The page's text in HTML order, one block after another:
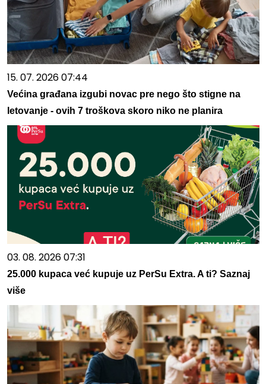
15. 07. 2026 07:44
Većina građana izgubi novac pre nego što stigne na
letovanje - ovih 7 troškova skoro niko ne planira
03. 08. 2026 07:31
25.000 kupaca već kupuje uz PerSu Extra. A ti? Saznaj
više